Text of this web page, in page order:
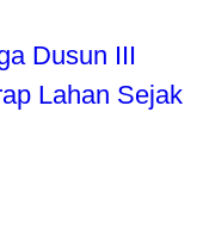
Dusun III
Lahan Sejak